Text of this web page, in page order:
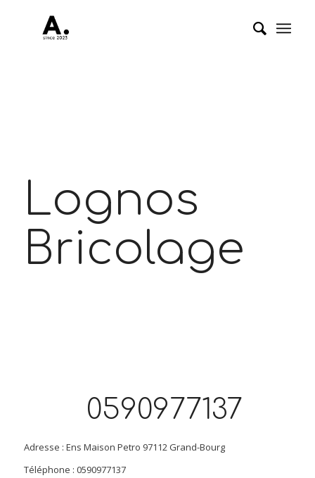
Lognos
Bricolage
0590977137
Adresse : Ens Maison Petro 97112 Grand-Bourg
Téléphone : 0590977137